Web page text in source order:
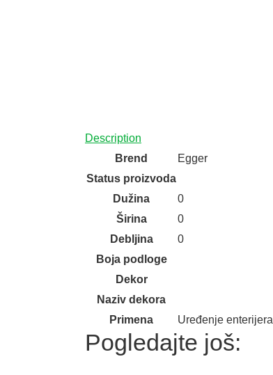
Description
Brend
Egger
Status proizvoda
Dužina
0
Širina
0
Debljina
0
Boja podloge
Dekor
Naziv dekora
Primena
Uređenje enterijera
Pogledajte još: